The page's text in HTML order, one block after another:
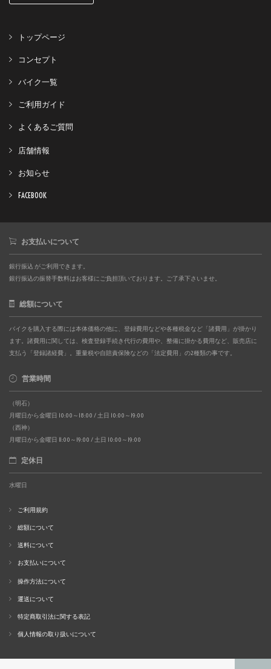
トップページ
コンセプト
バイク一覧
ご利用ガイド
よくあるご質問
店舗情報
お知らせ
FACEBOOK
お支払いについて
銀行振込 がご利用できます。
銀行振込の振替手数料はお客様にご負担頂いております。ご了承下さいませ。
総額について
バイクを購入する際には本体価格の他に、登録費用などや各種税金など「諸費用」が掛かり
ます。諸費用に関しては、検査登録手続き代行の費用や、整備に掛かる費用など、販売店に
支払う「登録諸経費」。重量税や自賠責保険などの「法定費用」の2種類の事です。
営業時間
（明石）
月曜日から金曜日 10:00～18:00 / 土日 10:00～19:00
（西神）
月曜日から金曜日 11:00～19:00 / 土日 10:00～19:00
定休日
水曜日
ご利用規約
総額について
送料について
お支払いについて
操作方法について
運送について
特定商取引法に関する表記
個人情報の取り扱いについて